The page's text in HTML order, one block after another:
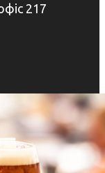
217